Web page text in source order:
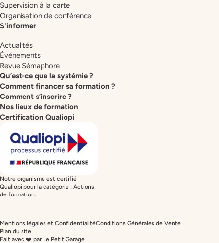
Supervision à la carte
Organisation de conférence
S'informer
Actualités
Événements
Revue Sémaphore
Qu’est-ce que la systémie ?
Comment financer sa formation ?
Comment s’inscrire ?
Nos lieux de formation
Certification Qualiopi
Notre organisme est certifié
Qualiopi pour la catégorie : Actions
de formation.
Mentions légales et ConfidentialitéConditions Générales de Vente
Plan du site
Fait avec ❤️ par Le Petit Garage